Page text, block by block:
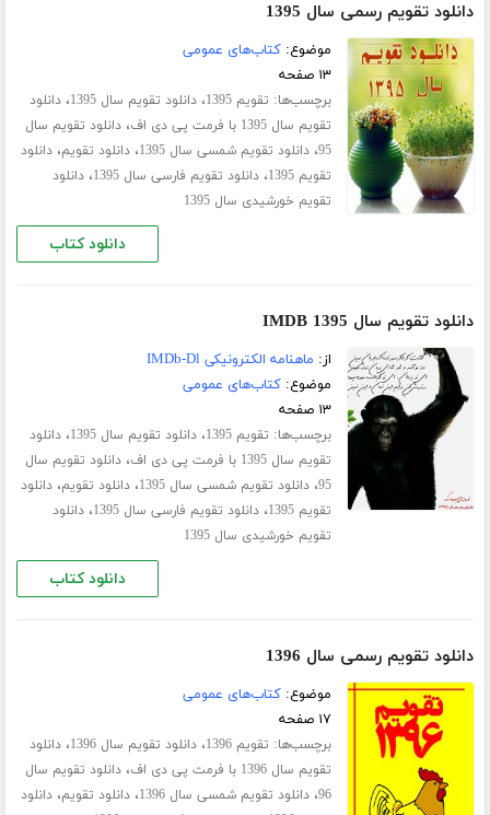
دانلود تقویم رسمی سال 1395
موضوع:کتاب‌های عمومی
۱۳ صفحه
برچسب‌ها: تقویم 1395 ،دانلود تقویم سال 1395 ،دانلود
تقویم سال 1395 با فرمت پی دی اف
،دانلود تقویم سال
95،دانلود تقویم شمسی سال 1395 ،دانلود تقویم،دانلود
تقویم 1395
،دانلود تقویم فارسی سال 1395 ،دانلود
تقویم خورشیدی سال 1395
دانلود کتاب
دانلود تقویم سال 1395 IMDB
از: ماهنامه الکترونیکی IMDb-Dl
موضوع:کتاب‌های عمومی
۱۳ صفحه
برچسب‌ها: تقویم 1395 ،دانلود تقویم سال 1395 ،دانلود
تقویم سال 1395 با فرمت پی دی اف
،دانلود تقویم سال
95،دانلود تقویم شمسی سال 1395 ،دانلود تقویم،دانلود
تقویم 1395
،دانلود تقویم فارسی سال 1395 ،دانلود
تقویم خورشیدی سال 1395
دانلود کتاب
دانلود تقویم رسمی سال 1396
موضوع:کتاب‌های عمومی
۱۷ صفحه
برچسب‌ها: تقویم 1396 ،دانلود تقویم سال 1396 ،دانلود
تقویم سال 1396 با فرمت پی دی اف
،دانلود تقویم سال
96،دانلود تقویم شمسی سال 1396 ،دانلود تقویم،دانلود